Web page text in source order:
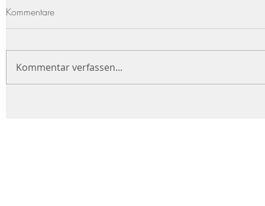
Kommentare
Kommentar verfassen...